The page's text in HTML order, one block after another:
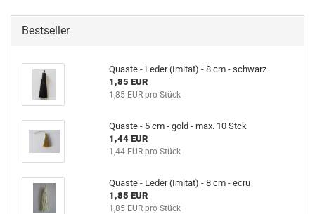
Bestseller
Quaste - Leder (Imitat) - 8 cm - schwarz
1,85 EUR
1,85 EUR pro Stück
Quaste - 5 cm - gold - max. 10 Stck
1,44 EUR
1,44 EUR pro Stück
Quaste - Leder (Imitat) - 8 cm - ecru
1,85 EUR
1,85 EUR pro Stück